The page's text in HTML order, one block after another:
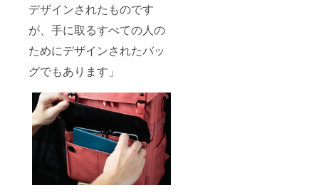
デザインされたものです
が、手に取るすべての人の
ためにデザインされたバッ
グでもあります」